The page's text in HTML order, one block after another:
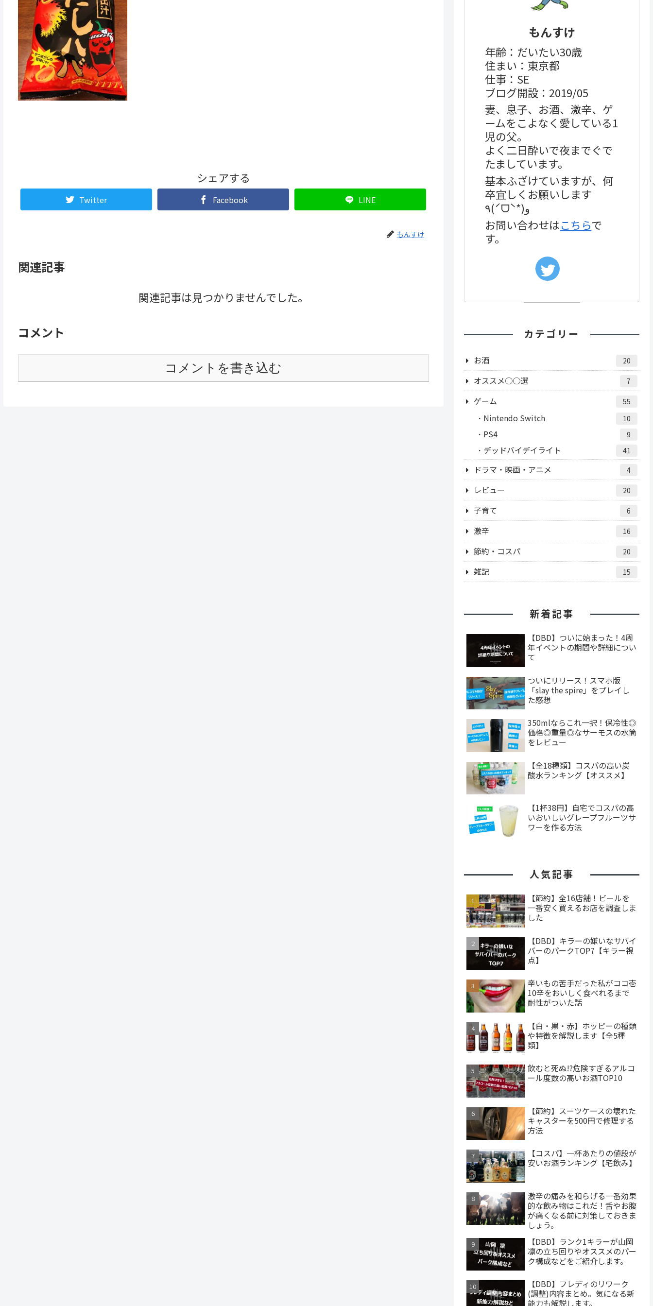
シェアする
Twitter Facebook LINE
もんすけ
関連記事
関連記事は見つかりませんでした。
コメント
コメントを書き込む
もんすけ
年齢：だいたい30歳
住まい：東京都
仕事：SE
ブログ開設：2019/05
妻、息子、お酒、激辛、ゲ
ームをこよなく愛している1
児の父。
よく二日酔いで夜までぐで
たましています。
基本ふざけていますが、何
卒宜しくお願いします
٩(ˊᗜˋ*)و
お問い合わせはこちらで
す。
カテゴリー
お酒 20
オススメ○○選 7
ゲーム 55
Nintendo Switch 10
PS4 9
デッドバイデイライト 41
ドラマ・映画・アニメ 4
レビュー 20
子育て 6
激辛 16
節約・コスパ 20
雑記 15
新着記事
【DBD】ついに始まった！4周
年イベントの期間や詳細につい
て
ついにリリース！スマホ版
「slay the spire」をプレイし
た感想
350mlならこれ一択！保冷性◎
価格◎重量◎なサーモスの水筒
をレビュー
【全18種類】コスパの高い炭
酸水ランキング【オススメ】
【1杯38円】自宅でコスパの高
いおいしいグレープフルーツサ
ワーを作る方法
人気記事
【節約】全16店舗！ビールを
一番安く買えるお店を調査しま
した
【DBD】キラーの嫌いなサバイ
バーのパークTOP7【キラー視
点】
辛いもの苦手だった私がココ壱
10辛をおいしく食べれるまで
耐性がついた話
【白・黒・赤】ホッピーの種類
や特徴を解説します【全5種
類】
飲むと死ぬ!?危険すぎるアルコ
ール度数の高いお酒TOP10
【節約】スーツケースの壊れた
キャスターを500円で修理する
方法
【コスパ】一杯あたりの値段が
安いお酒ランキング【宅飲み】
激辛の痛みを和らげる一番効果
的な飲み物はこれだ！舌やお腹
が痛くなる前に対策しておきま
しょう。
【DBD】ランク1キラーが山岡
凛の立ち回りやオススメのパー
ク構成などをご紹介します。
【DBD】フレディのリワーク
(調整)内容まとめ。気になる新
能力も解説します。